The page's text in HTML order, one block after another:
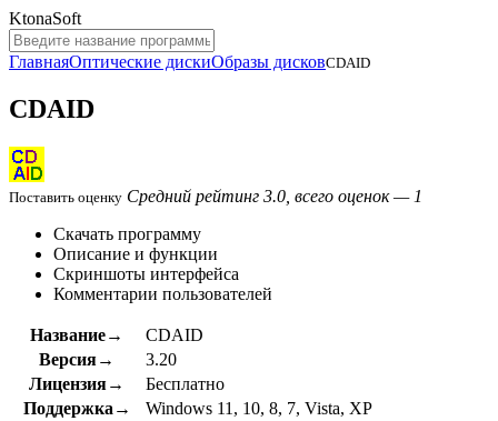
KtonaSoft
ГлавнаяОптические дискиОбразы дисковCDAID
CDAID
Поставить оценку Средний рейтинг 3.0, всего оценок — 1
Скачать программу
Описание и функции
Скриншоты интерфейса
Комментарии пользователей
Название→
CDAID
Версия→
3.20
Лицензия→
Бесплатно
Поддержка→
Windows 11, 10, 8, 7, Vista, XP